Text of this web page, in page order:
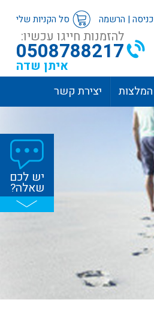
יש לכם
שאלה?
להזמנות חייגו עכשיו:
0508788217
איתן שדה
כניסה| הרשמה סל הקניות שלי
המלצות יצירת קשר